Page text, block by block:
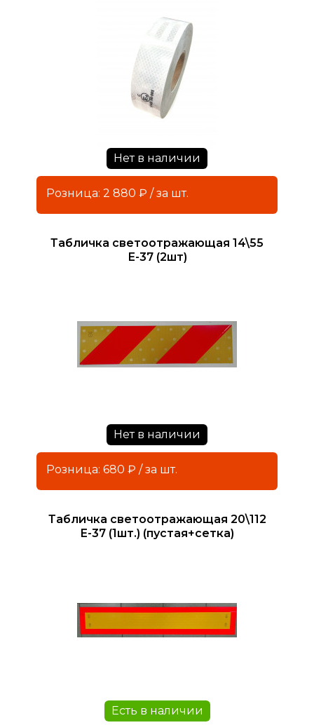
Нет в наличии
Розница: 2 880 ₽ / за шт.
Табличка светоотражающая 14\55
Е-37 (2шт)
Нет в наличии
Розница: 680 ₽ / за шт.
Табличка светоотражающая 20\112
Е-37 (1шт.) (пустая+сетка)
Есть в наличии